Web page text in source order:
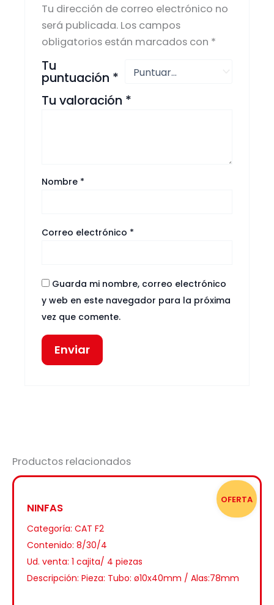
Tu dirección de correo electrónico no
será publicada. Los campos
obligatorios están marcados con *
Tu
puntuación *
Tu valoración *
Nombre *
Correo electrónico *
Guarda mi nombre, correo electrónico
y web en este navegador para la próxima
vez que comente.
Productos relacionados
OFERTA
NINFAS
Categoría: CAT F2
Contenido: 8/30/4
Ud. venta: 1 cajita/ 4 piezas
Descripción: Pieza: Tubo: ø10x40mm / Alas:78mm